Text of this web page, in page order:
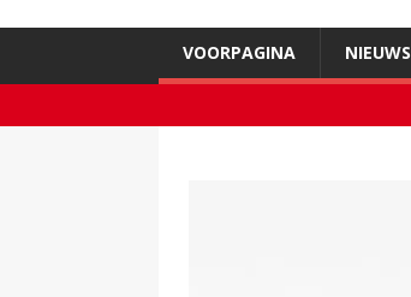
VOORPAGINA NIEUWS